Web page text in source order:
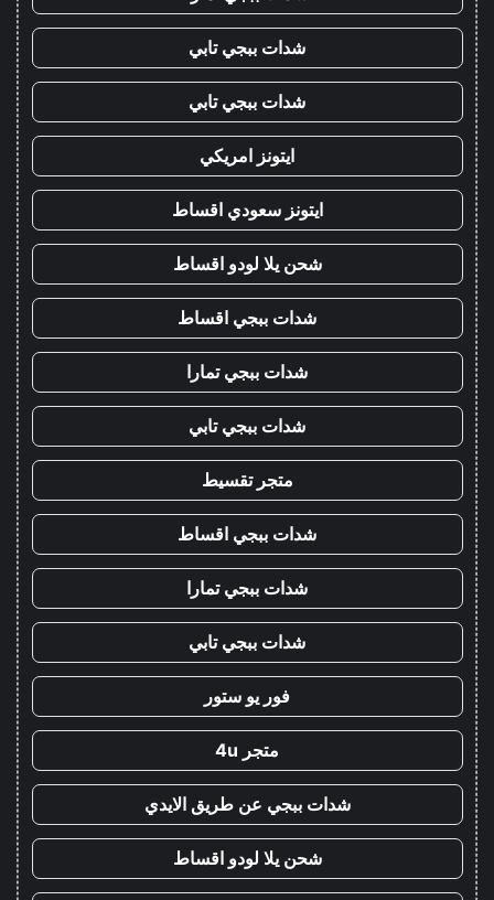
شدات ببجي تابي
شدات ببجي تابي
ايتونز امريكي
ايتونز سعودي اقساط
شحن يلا لودو اقساط
شدات ببجي اقساط
شدات ببجي تمارا
شدات ببجي تابي
متجر تقسيط
شدات ببجي اقساط
شدات ببجي تمارا
شدات ببجي تابي
فور يو ستور
متجر 4u
شدات ببجي عن طريق الايدي
شحن يلا لودو اقساط